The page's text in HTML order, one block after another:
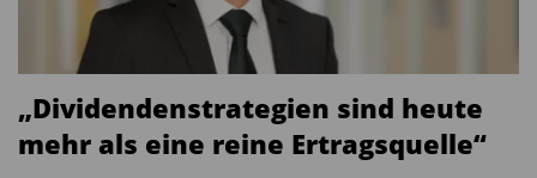
„Dividendenstrategien sind heute
mehr als eine reine Ertragsquelle“